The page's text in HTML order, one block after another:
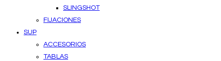
SLINGSHOT
FIJACIONES
SUP
ACCESORIOS
TABLAS